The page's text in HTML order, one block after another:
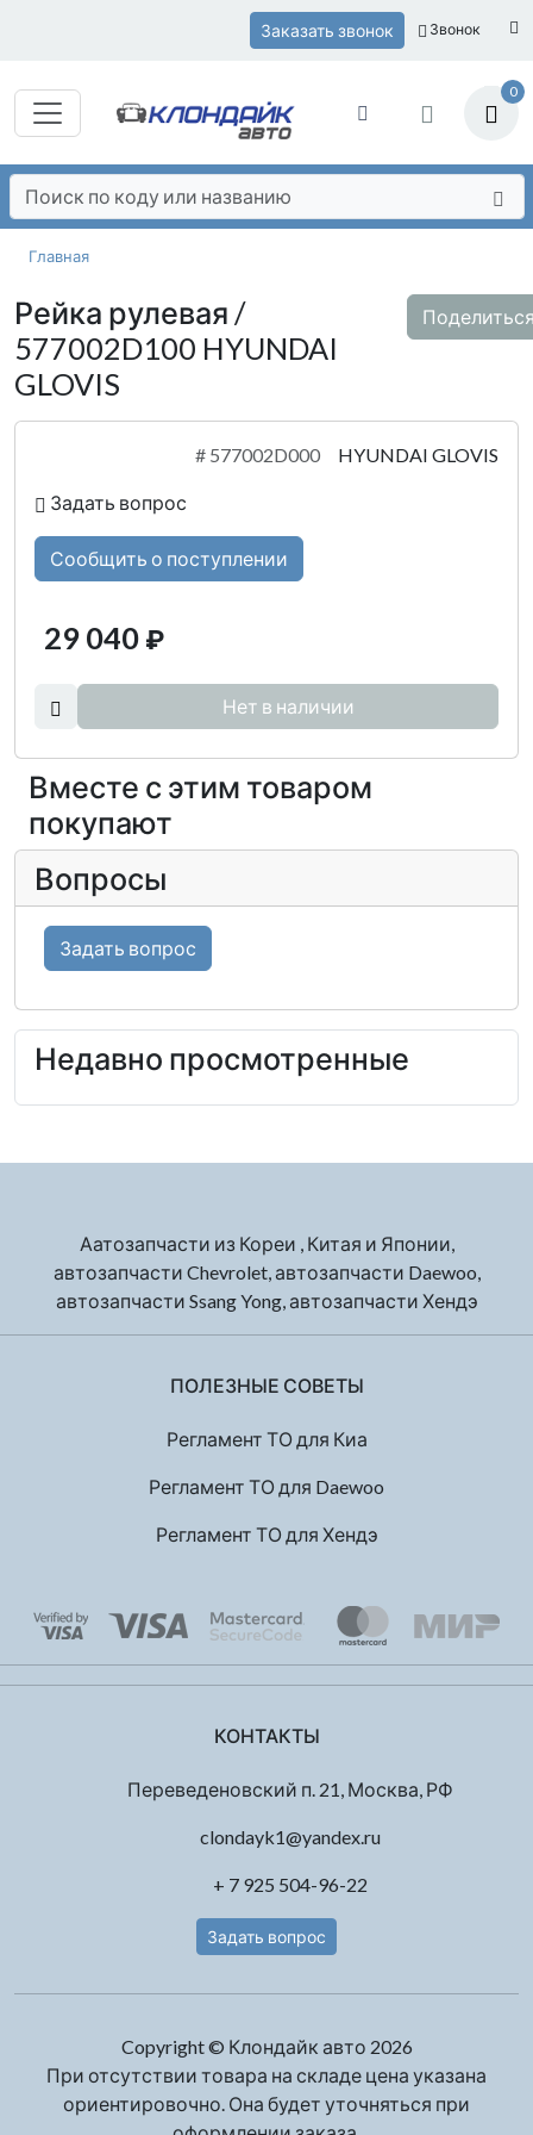
Заказать звонок Звонок
0
Главная
Рейка рулевая /
577002D100 HYUNDAI
GLOVIS
# 577002D000 HYUNDAI GLOVIS
Задать вопрос
Сообщить о поступлении
29 040 ₽
Нет в наличии
Вместе с этим товаром
покупают
Вопросы
Задать вопрос
Недавно просмотренные
Аатозапчасти из Кореи , Китая и Японии,
автозапчасти Chevrolet, автозапчасти Daewoo,
автозапчасти Ssang Yong, автозапчасти Хендэ
ПОЛЕЗНЫЕ СОВЕТЫ
Регламент ТО для Киа
Регламент ТО для Daewoo
Регламент ТО для Хендэ
КОНТАКТЫ
Переведеновский п. 21, Москва, РФ
clondayk1@yandex.ru
+ 7 925 504-96-22
Задать вопрос
Copyright © Клондайк авто 2026
При отсутствии товара на складе цена указана
ориентировочно. Она будет уточняться при